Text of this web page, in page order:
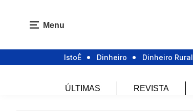
Menu
IstoÉ Dinheiro Dinheiro Rural
ÚLTIMAS REVISTA